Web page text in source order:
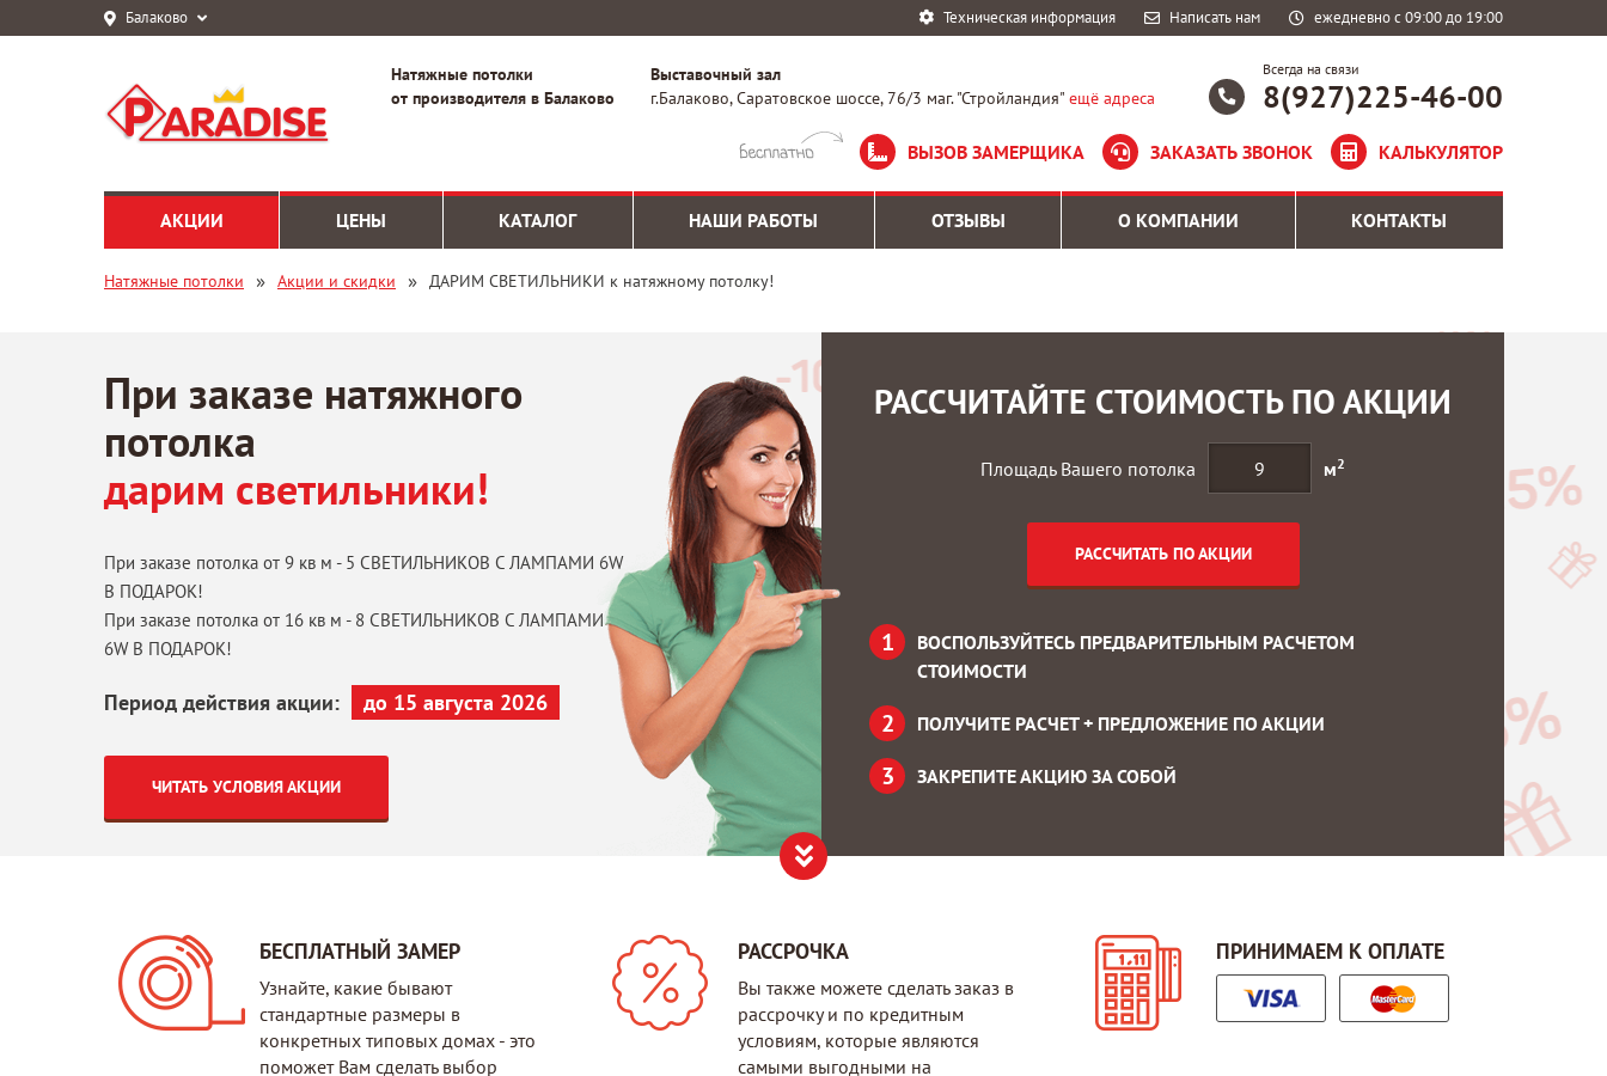
Балаково Техническая информация Написать нам ежедневно с 09:00 до 19:00
Натяжные потолки
от производителя в Балаково
Выставочный зал
г.Балаково, Саратовское шоссе, 76/3 маг. "Стройландия" ещё адреса
Всегда на связи
8(927)225-46-00
ВЫЗОВ ЗАМЕРЩИКА ЗАКАЗАТЬ ЗВОНОК КАЛЬКУЛЯТОР
АКЦИИ ЦЕНЫ КАТАЛОГ НАШИ РАБОТЫ ОТЗЫВЫ О КОМПАНИИ КОНТАКТЫ
Натяжные потолки » Акции и скидки » ДАРИМ СВЕТИЛЬНИКИ к натяжному потолку!
При заказе натяжного
потолка
дарим светильники!
При заказе потолка от 9 кв м - 5 СВЕТИЛЬНИКОВ С ЛАМПАМИ 6W
В ПОДАРОК!
При заказе потолка от 16 кв м - 8 СВЕТИЛЬНИКОВ С ЛАМПАМИ
6W В ПОДАРОК!
Период действия акции: до 15 августа 2026
ЧИТАТЬ УСЛОВИЯ АКЦИИ
РАССЧИТАЙТЕ СТОИМОСТЬ ПО АКЦИИ
Площадь Вашего потолка м2
РАССЧИТАТЬ ПО АКЦИИ
ВОСПОЛЬЗУЙТЕСЬ ПРЕДВАРИТЕЛЬНЫМ РАСЧЕТОМ
СТОИМОСТИ
ПОЛУЧИТЕ РАСЧЕТ+ ПРЕДЛОЖЕНИЕ ПО АКЦИИ
ЗАКРЕПИТЕ АКЦИЮ ЗА СОБОЙ
БЕСПЛАТНЫЙ ЗАМЕР
Узнайте, какие бывают
стандартные размеры в
конкретных типовых домах - это
поможет Вам сделать выбор
РАССРОЧКА
Вы также можете сделать заказ в
рассрочку и по кредитным
условиям, которые являются
самыми выгодными на
ПРИНИМАЕМ К ОПЛАТЕ